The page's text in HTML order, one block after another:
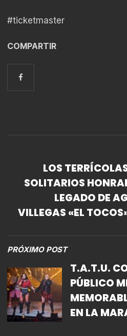
#ticketmaster
COMPARTIR
LOS
SOLITARIOS
LEGADO DE
VILLEGAS «EL
PRÓXIMO POST
T.A.T.U.
PÚBLICO
EN LA